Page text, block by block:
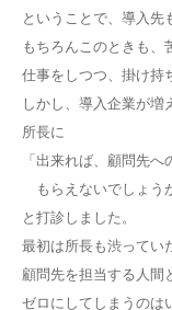
ということで、導入先
もちろんこのときも、
仕事をしつつ、掛け持
しかし、導入企業が増
所長に
「出来れば、顧問先
もらえないでしょう
と打診しました。
最初は所長も渋ってい
顧問先を担当する人間
ゼロにしてしまうのは